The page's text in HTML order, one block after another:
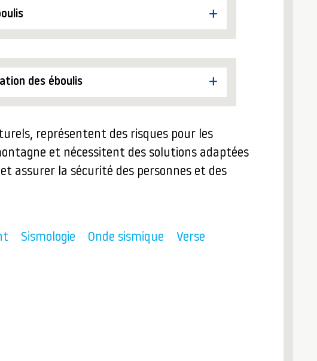
des éboulis
représentent des risques pour les
et nécessitent des solutions adaptées
assurer la sécurité des personnes et des
Sismologie Onde sismique Verse